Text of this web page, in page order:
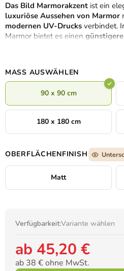
Das Bild Marmorakzent ist ein
luxuriöse Aussehen von Marmor
modernen UV-Drucks verbindet.
Marmor bietet es einen
Töne mit sandfarbenen Details
kontrastreichen, modernen Effekt
bereichert. Gönnen Sie sich einen
dauerhafter Schönheit
– ein Bild,
der Mode kommt.
MASS AUSWÄHLEN
90 x 90 cm
180 x 180 cm
OBERFLÄCHENFINISH
Matt
Verfügbarkeit:Variante wählen
ab 45,20 €
ab 38 €ohne MwSt.